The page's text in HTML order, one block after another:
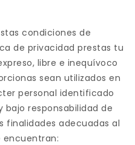
condiciones de
de privacidad prestas tu
libre e inequívoco
sean utilizados en
personal identificado
bajo responsabilidad de
finalidades adecuadas al